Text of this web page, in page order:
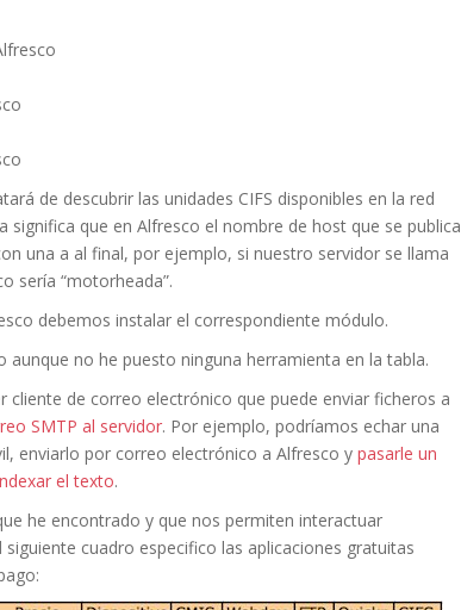
de descubrir las unidades CIFS disponibles en la red
que en Alfresco el nombre de host que se publica
una a al final, por ejemplo, si nuestro servidor se llama
sería “motorheada”.
debemos instalar el correspondiente módulo.
aunque no he puesto ninguna herramienta en la tabla.
cliente de correo electrónico que puede enviar ficheros a
SMTP al servidor. Por ejemplo, podríamos echar una
enviarlo por correo electrónico a Alfresco y pasarle un
el texto.
he encontrado y que nos permiten interactuar
cuadro especifico las aplicaciones gratuitas